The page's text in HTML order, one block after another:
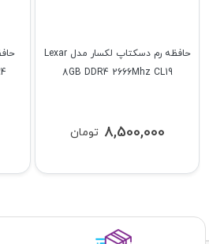
حافظه رم دسکتاپ لکسار مدل Lexar
8GB DDR4 2666Mhz CL19
تومان 8,500,000